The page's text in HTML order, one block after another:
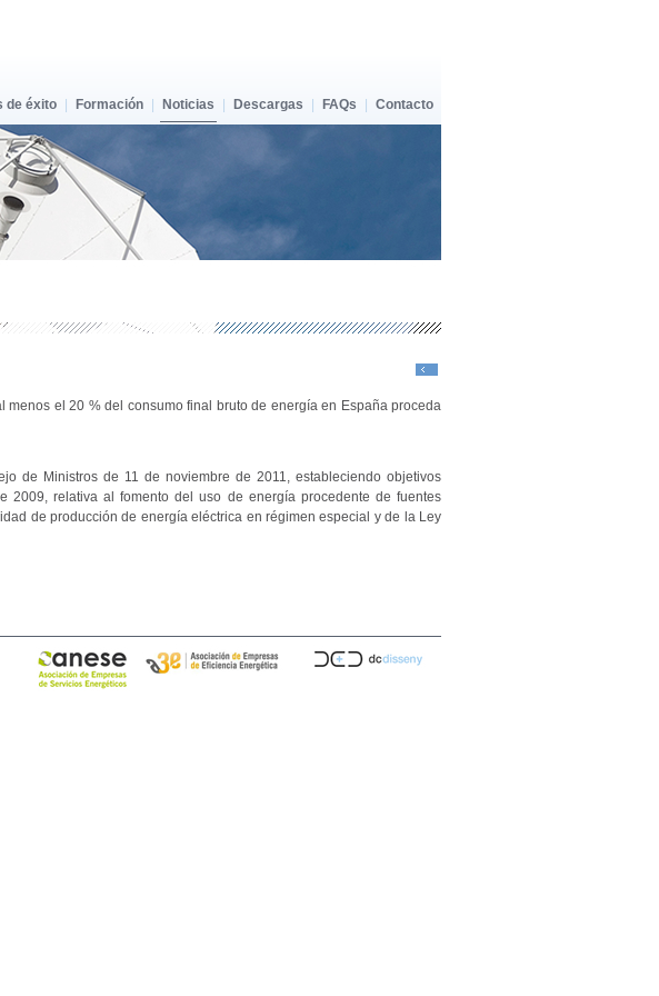
de éxito Formación Noticias Descargas FAQs Contacto
el 20 % del consumo final bruto de energía en España proceda
de Ministros de 11 de noviembre de 2011, estableciendo objetivos
relativa al fomento del uso de energía procedente de fuentes
de producción de energía eléctrica en régimen especial y de la Ley